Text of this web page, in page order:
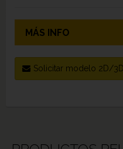
MÁS INFO
Solicitar modelo 2D/3D